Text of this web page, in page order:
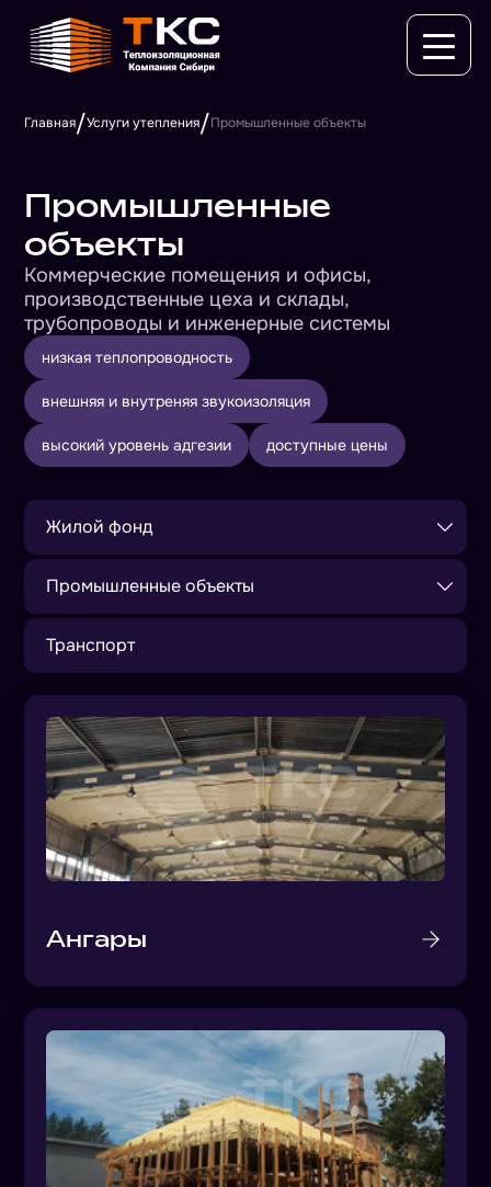
Главная/Услуги утепления/Промышленные объекты
Промышленные
объекты
Коммерческие помещения и офисы,
производственные цеха и склады,
трубопроводы и инженерные системы
низкая теплопроводность
внешняя и внутреняя звукоизоляция
высокий уровень адгезии доступные цены
Жилой фонд
Промышленные объекты
Транспорт
Ангары